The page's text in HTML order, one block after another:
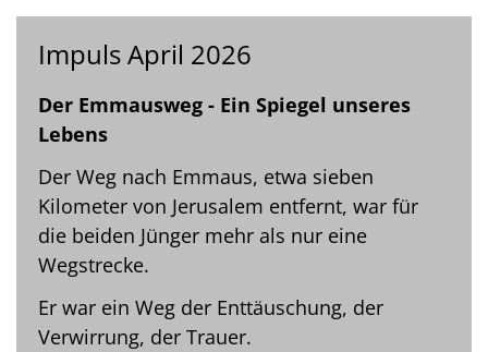
Impuls April 2026
Der Emmausweg - Ein Spiegel unseres
Lebens
Der Weg nach Emmaus, etwa sieben
Kilometer von Jerusalem entfernt, war für
die beiden Jünger mehr als nur eine
Wegstrecke.
Er war ein Weg der Enttäuschung, der
Verwirrung, der Trauer.